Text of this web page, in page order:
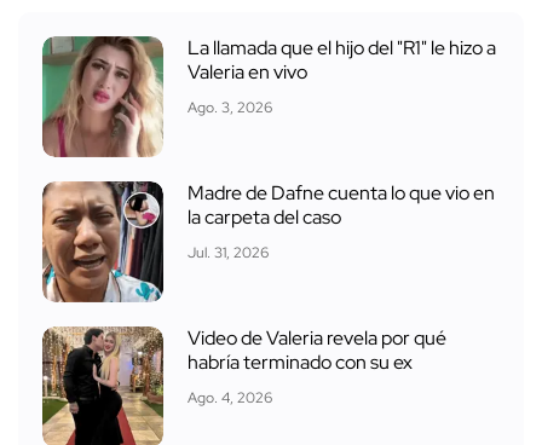
La llamada que el hijo del "R1" le hizo a
Valeria en vivo
Ago. 3, 2026
Madre de Dafne cuenta lo que vio en
la carpeta del caso
Jul. 31, 2026
Video de Valeria revela por qué
habría terminado con su ex
Ago. 4, 2026